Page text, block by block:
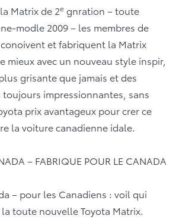
Matrix de 2e gnration – toute
modle 2009 – les membres de
conoivent et fabriquent la Matrix
mieux avec un nouveau style inspir,
grisante que jamais et des
impressionnantes, sans
prix avantageux pour crer ce
la voiture canadienne idale.
– FABRIQUE POUR LE CANADA
– pour les Canadiens : voil qui
toute nouvelle Toyota Matrix.